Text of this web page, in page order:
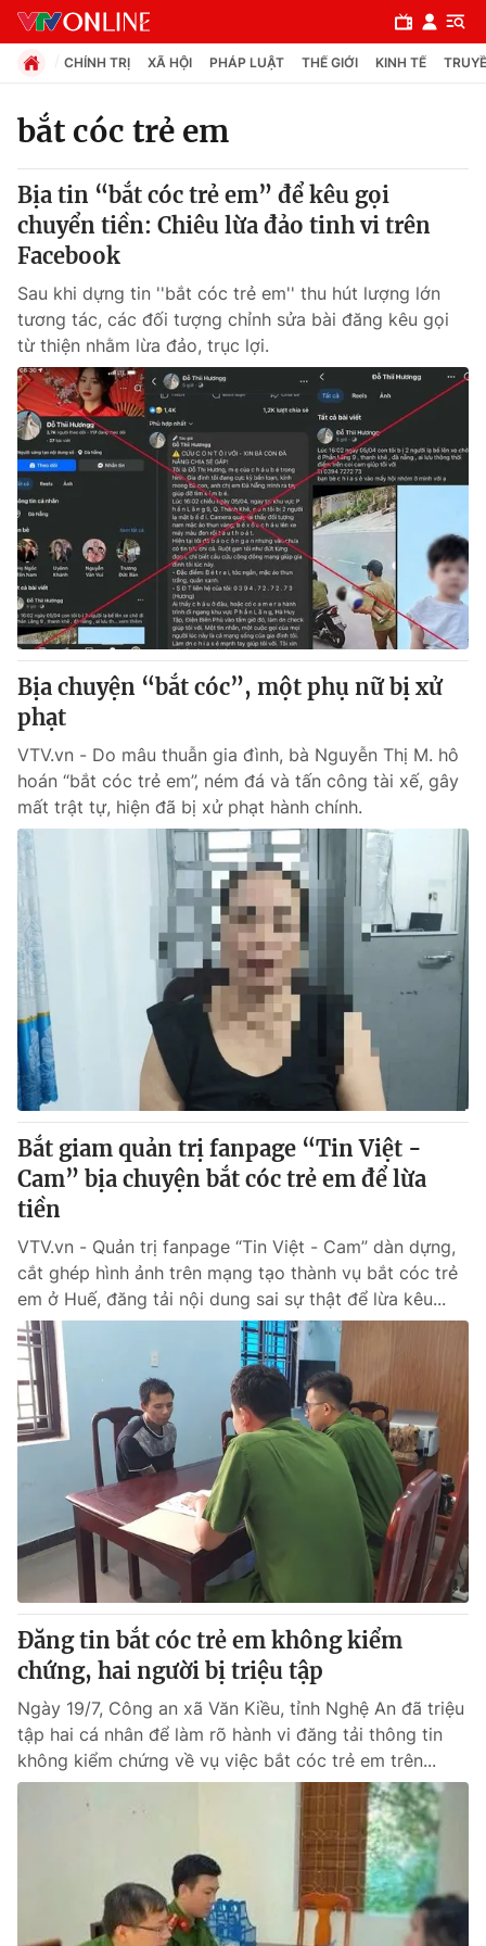
Chuyên mục
Chính trị
Pháp luật
Y tế
Thế giới
Tin tức
Thế giới đó đây
Câu chuyện quốc tế
Kinh tế
Tài chính
Thị trường
Góc doanh nghiệp
Dữ liệu và đời sống
Truyền hình
Phim VTV
Hậu trường
Nhân vật
Khán giả
Giải sao mai
Giải trí
Điện ảnh
Âm nhạc
Sao
Đời sống
Du lịch
Làm đẹp
Chất lượng cuộc sống
Giáo dục
Tuyển sinh
Học trực tuyến
Công nghệ
Hitech Công nghệ tương lai
Sản phẩm
Thị trường
Tư vấn
Giao lưu trực tuyến
Lịch phát sóng
Chuyên mục khác
Emagazine Podcast
Photo
Video Shorts video
VTV Money VTV Thể thao
VTV Sức khoẻ Bất động sản
Thị trường 24h Tấm lòng Việt
VTV4 Vươn mình bằng AI
VTV9 VTV8
Liên hệ tòa soạn English
THỜI BÁO VTV
Cơ quan chủ quản:Đài Truyền hình Việt Nam
Cơ quan báo chí:Thời báo VTV
CHÍNH TRỊ XÃ HỘI PHÁP LUẬT THẾ GIỚI KINH TẾ
bắt cóc trẻ em
Bịa tin “bắt cóc trẻ em” để kêu gọi
chuyển tiền: Chiêu lừa đảo tinh vi trên
Facebook
Sau khi dựng tin ''bắt cóc trẻ em'' thu hút lượng lớn
tương tác, các đối tượng chỉnh sửa bài đăng kêu gọi
từ thiện nhằm lừa đảo, trục lợi.
Bịa chuyện “bắt cóc”, một phụ nữ bị xử
phạt
VTV.vn - Do mâu thuẫn gia đình, bà Nguyễn Thị M. hô
hoán “bắt cóc trẻ em”, ném đá và tấn công tài xế, gây
mất trật tự, hiện đã bị xử phạt hành chính.
Bắt giam quản trị fanpage “Tin Việt -
Cam” bịa chuyện bắt cóc trẻ em để lừa
tiền
VTV.vn - Quản trị fanpage “Tin Việt - Cam” dàn dựng,
cắt ghép hình ảnh trên mạng tạo thành vụ bắt cóc trẻ
em ở Huế, đăng tải nội dung sai sự thật để lừa kêu...
Đăng tin bắt cóc trẻ em không kiểm
chứng, hai người bị triệu tập
Ngày 19/7, Công an xã Văn Kiều, tỉnh Nghệ An đã triệu
tập hai cá nhân để làm rõ hành vi đăng tải thông tin
không kiểm chứng về vụ việc bắt cóc trẻ em trên...